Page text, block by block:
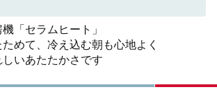
「セラムヒート」
ためて、冷え込む朝も心地よく
しいあたたかさです